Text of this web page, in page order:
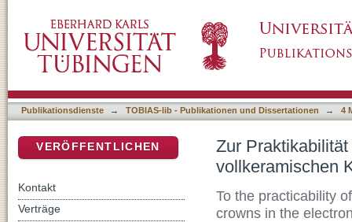
Rasterelektronenmikroskop
Publikationsdienste → TOBIAS-lib - Publikationen und Dissertationen → 4
Zur
vollkeramischen
To the practicability
crowns in the
VERÖFFENTLICHEN
Kontakt
Verträge